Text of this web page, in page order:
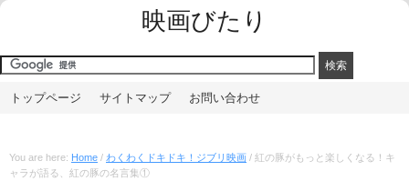
映画びたり
トップページ サイトマップ お問い合わせ
You are here: Home / わくわくドキドキ！ジブリ映画 / 紅の豚がもっと楽しくなる！キ
ャラが語る、紅の豚の名言集①